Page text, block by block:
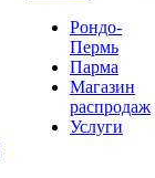
Рондо-
Пермь
Парма
Магазин
распродаж
Услуги